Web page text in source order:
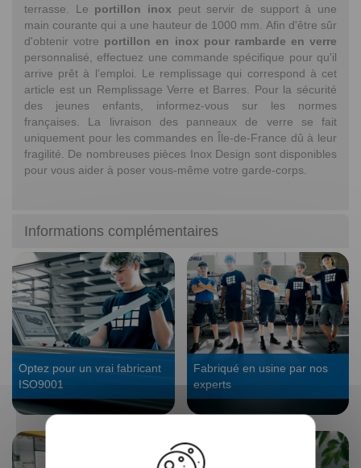
terrasse. Le portillon inox peut servir de support à une
main courante qui a une hauteur de 1000 mm. Afin d'être sûr
d'obtenir votre portillon en inox pour rambarde en verre
personnalisé, effectuez une commande spécifique pour qu'il
arrive prêt à l’emploi. Le remplissage qui correspond à cet
article est un Remplissage Verre et Barres. Pour la sécurité
des jeunes enfants, informez-vous sur les normes
françaises. La livraison des panneaux de verre se fait
uniquement pour les commandes en Île-de-France dû à leur
fragilité. De nombreuses pièces Inox Design sont disponibles
pour vous aider à poser vous-même votre garde-corps.
Informations complémentaires
Optez pour un vrai fabricant
ISO9001
Fabriqué en usine par nos
experts